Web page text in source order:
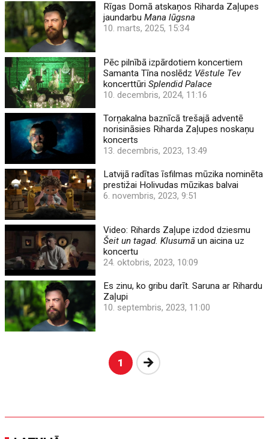
Rīgas Domā atskaņos Riharda Zaļupes
jaundarbuMana lūgsna
10. marts, 2025, 15:34
Pēc pilnībā izpārdotiem koncertiem
Samanta Tīna noslēdz Vēstule Tev
koncerttūriSplendid Palace
10. decembris, 2024, 11:16
Torņakalna baznīcā trešajā adventē
norisināsies Riharda Zaļupes noskaņu
koncerts
13. decembris, 2023, 13:49
Latvijā radītas īsfilmas mūzika nominēta
prestižai Holivudas mūzikas balvai
6. novembris, 2023, 9:51
Video: Rihards Zaļupe izdod dziesmu
Šeit un tagad. Klusumā un aicina uz
koncertu
24. oktobris, 2023, 10:09
Es zinu, ko gribu darīt. Saruna ar Rihardu
Zaļupi
10. septembris, 2023, 11:00
1 Nākošā